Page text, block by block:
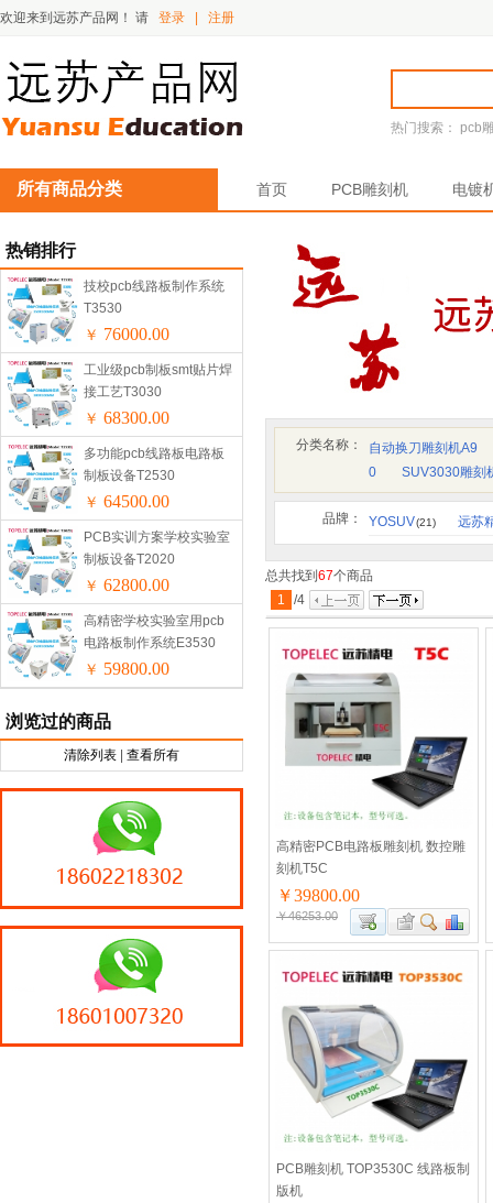
欢迎来到远苏产品网！ 请 登录 注册
热门搜索： pcb
所有商品分类 首页 PCB雕刻机 电镀
热销排行
技校pcb线路板制作系统
T3530
￥ 76000.00
工业级pcb制板smt贴片焊
接工艺T3030
￥ 68300.00
多功能pcb线路板电路板
制板设备T2530
￥ 64500.00
PCB实训方案学校实验室
制板设备T2020
￥ 62800.00
高精密学校实验室用pcb
电路板制作系统E3530
￥ 59800.00
浏览过的商品
清除列表 查看所有
分类名称：
自动换刀雕刻机A9
0
SUV3030雕刻
品牌： YOSUV(21) 远苏
总共找到 67个商品
1
/4
高精密PCB电路板雕刻机 数控雕
刻机T5C
￥39800.00
￥46253.00
PCB雕刻机 TOP3530C 线路板制
版机